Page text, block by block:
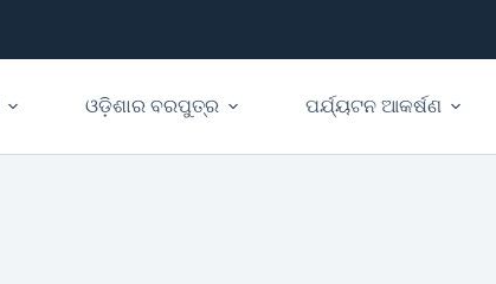
ଓଡ଼ିଶାର ବରପୁତ୍ର ପର୍ଯ୍ୟଟନ ଆକର୍ଷଣ